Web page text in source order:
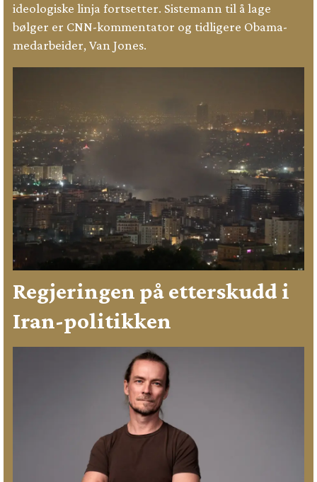
ideologiske linja fortsetter. Sistemann til å lage
bølger er CNN-kommentator og tidligere Obama-
medarbeider, Van Jones.
Regjeringen på etterskudd i
Iran-politikken